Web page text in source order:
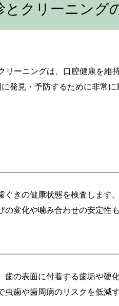
とクリーニング
リーニングは、口腔健康を維
発見・予防するために非常に
きの健康状態を検査します
変化や噛み合わせの安定性
の表面に付着する歯垢や硬
歯や歯周病のリスクを低減